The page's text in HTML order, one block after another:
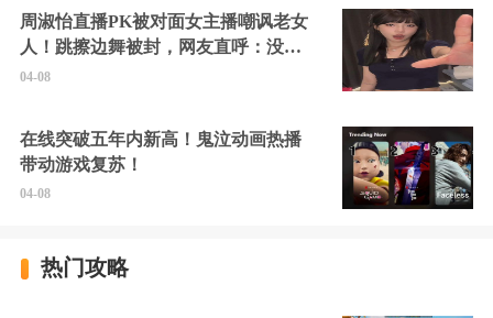
周淑怡直播PK被对面女主播嘲讽老女
人！跳擦边舞被封，网友直呼：没边
硬擦封的好！
04-08
在线突破五年内新高！鬼泣动画热播
带动游戏复苏！
04-08
热门攻略